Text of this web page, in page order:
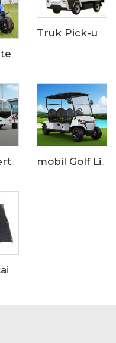
Truk Pick-up Listrik LS6012H 1,5 Ton
14 kursi Tertutup Pintu Aluminium 200AH LiFePO4 Lithium Listrik Kecil Bus LS6148KF mobil Golf Listrik Kuat untuk 4 Penumpang LS2043K